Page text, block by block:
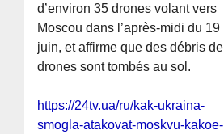
d’environ 35 drones volant vers
Moscou dans l’après-midi du 19
juin, et affirme que des débris de
drones sont tombés au sol.
https://24tv.ua/ru/kak-ukraina-
smogla-atakovat-moskvu-kakoe-